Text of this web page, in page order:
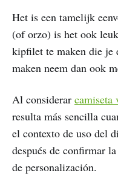
Het is een tamelijk
(of orzo) is het ook
kipfilet te maken die
maken neem dan ook
Al considerar camiseta
resulta más sencilla
el contexto de uso del
después de confirmar
de personalización.